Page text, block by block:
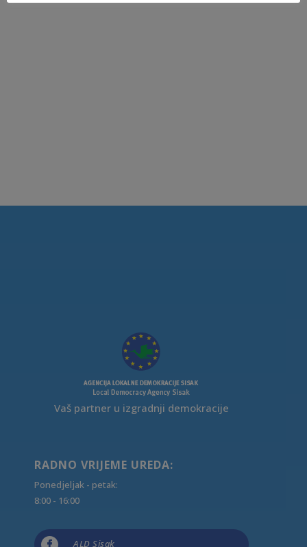
Vaš partner u izgradnji demokracije
RADNO VRIJEME UREDA:
Ponedjeljak - petak:
8:00 - 16:00
ALD Sisak